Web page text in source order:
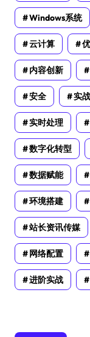
Windows系统
云计算
内容创新
安全 实战
实时处理
数字化转型
数据赋能
环境搭建
站长资讯传媒
网络配置
进阶实战